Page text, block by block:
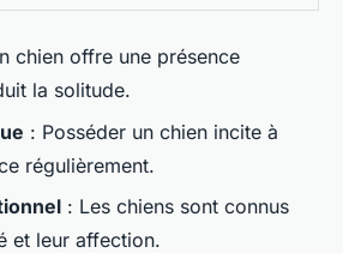
chien offre une présence
la solitude.
: Posséder un chien incite à
régulièrement.
: Les chiens sont connus
et leur affection.